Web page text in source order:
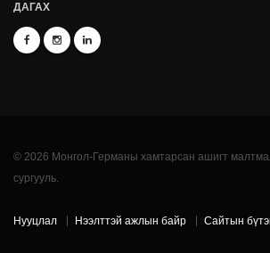
ДАГАХ
© 2026 Монгол-Германы хамтарсан ашигт
сургууль.
Нууцлал Нээлттэй ажлын байр Сайтын